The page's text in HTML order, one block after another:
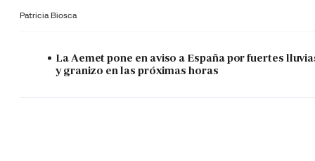
Patricia Biosca
La Aemet pone en aviso a España por fuertes
y granizo en las próximas horas